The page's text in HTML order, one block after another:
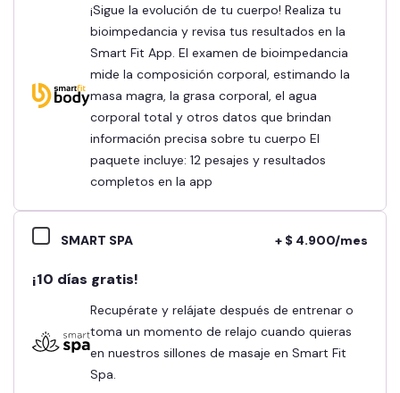
¡Sigue la evolución de tu cuerpo! Realiza tu
bioimpedancia y revisa tus resultados en la
Smart Fit App. El examen de bioimpedancia
mide la composición corporal, estimando la
masa magra, la grasa corporal, el agua
corporal total y otros datos que brindan
información precisa sobre tu cuerpo El
paquete incluye: 12 pesajes y resultados
completos en la app
SMART SPA + $ 4.900/mes
¡10 días gratis!
Recupérate y relájate después de entrenar o
toma un momento de relajo cuando quieras
en nuestros sillones de masaje en Smart Fit
Spa.